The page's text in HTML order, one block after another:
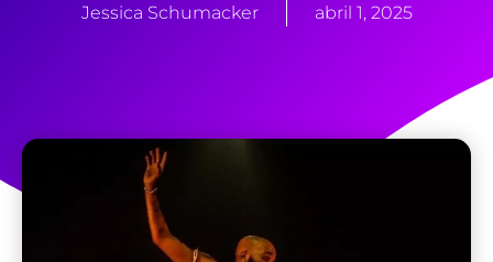
Jessica Schumacker abril 1, 2025